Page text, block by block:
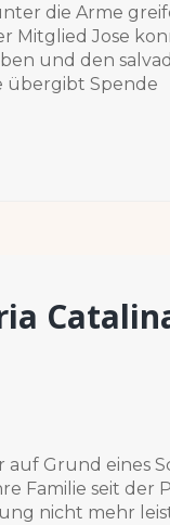
die Arme
Mitglied Jose
und den
übergibt Spende
auf Grund eines
Familie seit der
nicht mehr